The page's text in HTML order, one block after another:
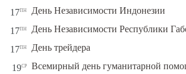
17пн День Независимости Индонезии
17пн День Независимости Республики
17пн День трейдера
19ср Всемирный день гуманитарной